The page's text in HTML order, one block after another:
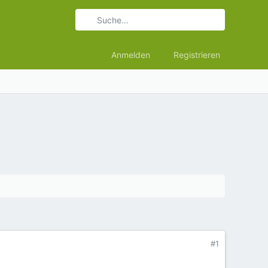
Anmelden Registrieren
#1